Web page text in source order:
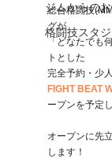
ジムからの
格闘技スタ
総合格闘技
グが
「どなたでも
トとした
完全予約・少
FIGHT BEAT
ープンを予定
オープンに先
します！